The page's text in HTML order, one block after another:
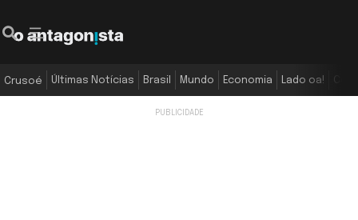
Crusoé Últimas Notícias Brasil Mundo Economia Lado oa!